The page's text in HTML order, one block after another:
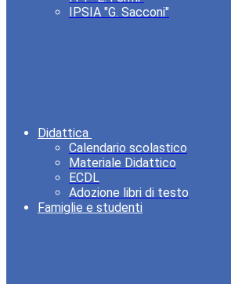
IPSIA "G. Sacconi"
Didattica
Calendario scolastico
Materiale Didattico
ECDL
Adozione libri di testo
Famiglie e studenti